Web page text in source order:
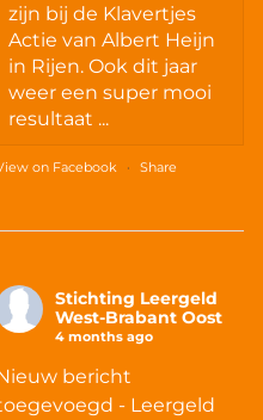
zijn bij de Klavertjes
Actie van Albert Heijn
in Rijen. Ook dit jaar
weer een super mooi
resultaat ...
on Facebook · Share
Stichting Leergeld
West-Brabant Oost
4 months ago
bericht
- Leergeld